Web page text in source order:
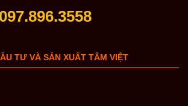
097.896.3558
TƯ VÀ SẢN XUẤT TÂM VIỆT